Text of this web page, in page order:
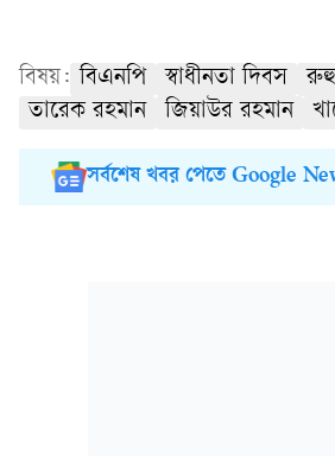
বিষয়: বিএনপি স্বাধীনতা দিবস
তারেক রহমান
জিয়াউর রহমান
সর্বশেষ খবর পেতে Google